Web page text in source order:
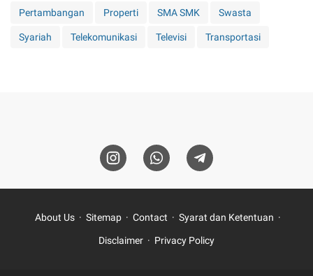
Pertambangan Properti SMA SMK Swasta
Syariah Telekomunikasi Televisi Transportasi
About Us Sitemap Contact Syarat dan Ketentuan
Disclaimer Privacy Policy